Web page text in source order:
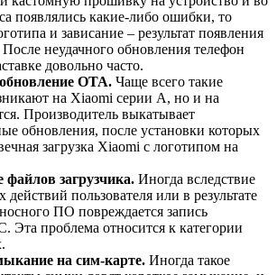
появлялись какие-либо ошибки, то
и зависание – результат появления
неудачного обновления телефон
довольно часто.
ОТА. Чаще всего такие
на Xiaomi серии А, но и на
Производитель выкатывает
обновления, после установки которых
загрузка Xiaomi с логотипом на
загрузчика. Иногда вследствие
пользователя или в результате
ПО повреждается запись
Эта проблема относится к категории
на сим-карте. Иногда такое